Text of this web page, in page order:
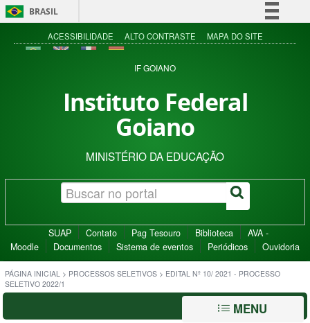
BRASIL
Simplifique!
Acesso à informação
ACESSIBILIDADE ALTO CONTRASTE MAPA DO SITE
IF GOIANO
Instituto Federal
Goiano
MINISTÉRIO DA EDUCAÇÃO
SUAP Contato Pag Tesouro Biblioteca
AVA -
Moodle
Documentos Sistema de eventos Periódicos Ouvidoria
PÁGINA INICIAL > PROCESSOS SELETIVOS > EDITAL Nº 10/ 2021 - PROCESSO
SELETIVO 2022/1
MENU